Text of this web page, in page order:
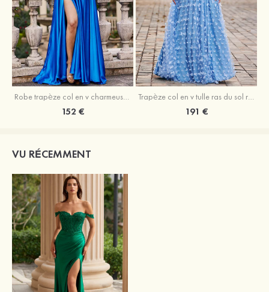
Robe trapèze col en v charmeuse traîne balayage robe de bal
152 €
Trapèze col en v tulle ras du sol robe de bal avec papillon
191 €
VU RÉCEMMENT